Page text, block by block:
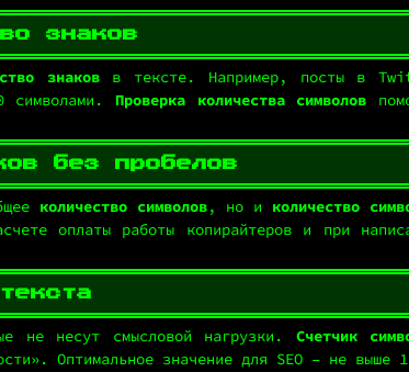
знаков
знаковв тексте. Например, посты в
символами.Проверка количества символов
без пробелов
количество символов, но и количество
оплаты работы копирайтеров и при
не несут смысловой нагрузки. Счетчик
Оптимальное значение для SEO – не выше